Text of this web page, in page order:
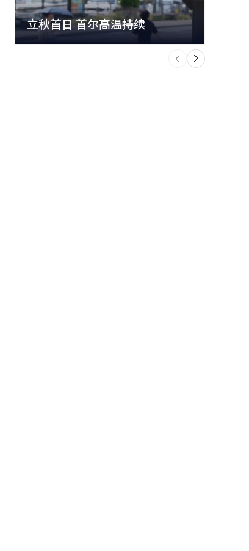
立秋首日 首尔高温持续
下
一
个